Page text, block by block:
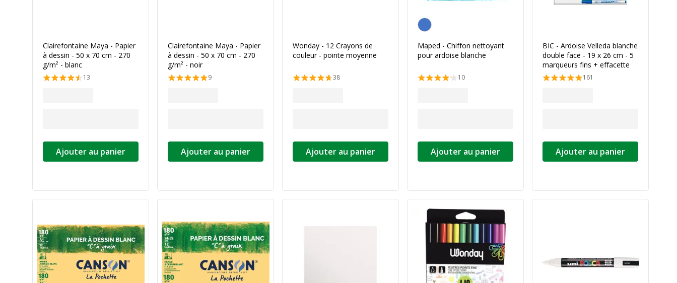
Clairefontaine Maya - Papier
à dessin - 50 x 70 cm - 270
g/m² - blanc
13
Ajouter au panier
Clairefontaine Maya - Papier
à dessin - 50 x 70 cm - 270
g/m² - noir
9
Ajouter au panier
Wonday - 12 Crayons de
couleur - pointe moyenne
38
Ajouter au panier
Personnalisation de la couleur
Maped - Chiffon nettoyant
pour ardoise blanche
10
Ajouter au panier
BIC - Ardoise Velleda blanche
double face - 19 x 26 cm - 5
marqueurs fins + effacette
161
Ajouter au panier